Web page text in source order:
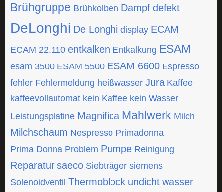
Brühgruppe Brühkolben Dampf defekt
DeLonghi De Longhi display ECAM
ECAM 22.110 entkalken Entkalkung ESAM
esam 3500 ESAM 5500 ESAM 6600 Espresso
fehler Fehlermeldung heißwasser Jura Kaffee
kaffeevollautomat kein Kaffee kein Wasser
Leistungsplatine Magnifica Mahlwerk Milch
Milchschaum Nespresso Primadonna
Prima Donna Problem Pumpe Reinigung
Reparatur saeco Siebträger siemens
Solenoidventil Thermoblock undicht wasser